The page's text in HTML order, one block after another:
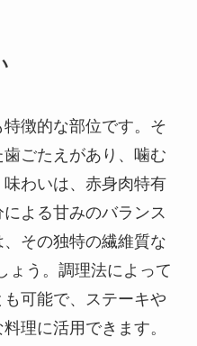
徴的な部位です。そ
ごたえがあり、噛む
わいは、赤身肉特有
よる甘みのバランス
その独特の繊維質な
ょう。調理法によって
可能で、ステーキや
理に活用できます。